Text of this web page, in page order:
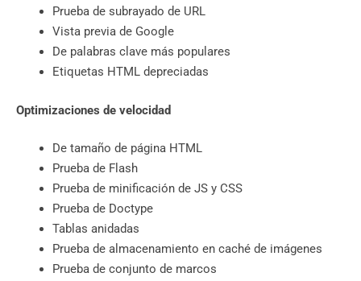
Prueba de subrayado de URL
Vista previa de Google
De palabras clave más populares
Etiquetas HTML depreciadas
Optimizaciones de velocidad
De tamaño de página HTML
Prueba de Flash
Prueba de minificación de JS y CSS
Prueba de Doctype
Tablas anidadas
Prueba de almacenamiento en caché de imágenes
Prueba de conjunto de marcos